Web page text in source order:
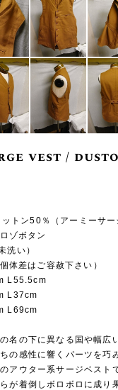
vest /
トン50％（アーミーサー
ゾボタン
洗い）
体差はご容赦下さい）
L55.5cm
L37cm
L69cm
名の下に異なる国や幅広
の感性に響くパーツを巧
アウター系サージベスト
が着倒しボロボロに成り